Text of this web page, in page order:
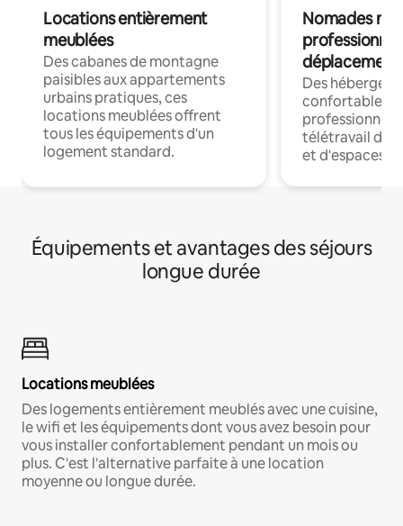
Locations entièrement
meublées
Des cabanes de montagne
paisibles aux appartements
urbains pratiques, ces
locations meublées offrent
tous les équipements d'un
logement standard.
Nomades
déplacement
Des
confortables
professionnels
télétravail
et d'espaces
Équipements et avantages des séjours
longue durée
Locations meublées
Des logements entièrement meublés avec une cuisine,
le wifi et les équipements dont vous avez besoin pour
vous installer confortablement pendant un mois ou
plus. C'est l'alternative parfaite à une location
moyenne ou longue durée.